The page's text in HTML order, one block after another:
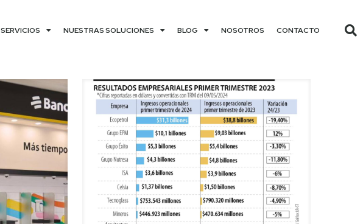
SERVICIOS NUESTRAS SOLUCIONES BLOG NOSOTROS CONTACTO